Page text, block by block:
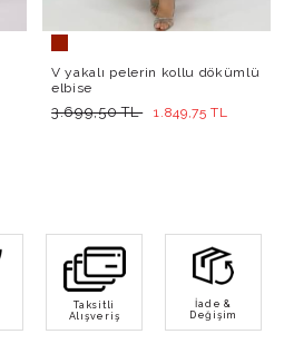
V yakalı pelerin kollu dökümlü
elbise
3.699,50 TL 1.849,75 TL
Taksitli
Alışveriş
İade &
Değişim